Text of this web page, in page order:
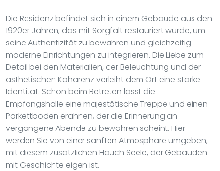
Die Residenz befindet sich in einem Gebäude aus den
1920er Jahren, das mit Sorgfalt restauriert wurde, um
seine Authentizität zu bewahren und gleichzeitig
moderne Einrichtungen zu integrieren. Die Liebe zum
Detail bei den Materialien, der Beleuchtung und der
ästhetischen Kohärenz verleiht dem Ort eine starke
Identität. Schon beim Betreten lässt die
Empfangshalle eine majestätische Treppe und einen
Parkettboden erahnen, der die Erinnerung an
vergangene Abende zu bewahren scheint. Hier
werden Sie von einer sanften Atmosphäre umgeben,
mit diesem zusätzlichen Hauch Seele, der Gebäuden
mit Geschichte eigen ist.